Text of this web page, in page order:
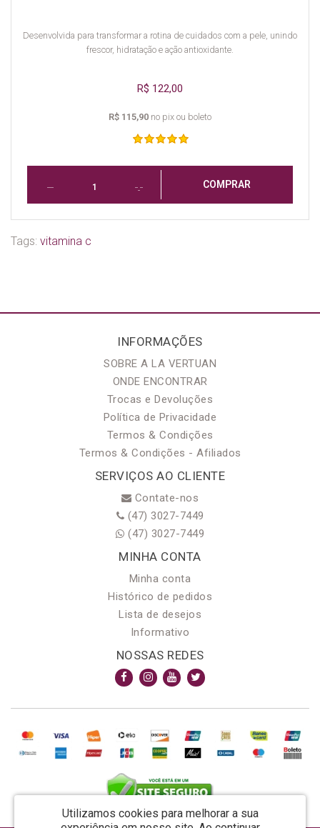
Desenvolvida para transformar a rotina de cuidados com a pele, unindo
frescor, hidratação e ação antioxidante.
R$ 122,00
R$ 115,90 no pix ou boleto
COMPRAR
Tags: vitamina c
INFORMAÇÕES
SOBRE A LA VERTUAN
ONDE ENCONTRAR
Trocas e Devoluções
Política de Privacidade
Termos & Condições
Termos & Condições - Afiliados
SERVIÇOS AO CLIENTE
Contate-nos
(47) 3027-7449
(47) 3027-7449
MINHA CONTA
Minha conta
Histórico de pedidos
Lista de desejos
Informativo
NOSSAS REDES
Utilizamos cookies para melhorar a sua